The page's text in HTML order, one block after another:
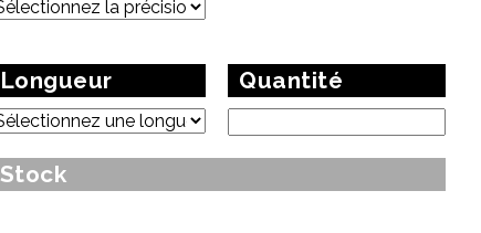
Longueur Quantité
Un diamètre inférieur à 28mm ne permet pas de longueur
supérieure à 3000mm pour des raisons structurelles.
Stock